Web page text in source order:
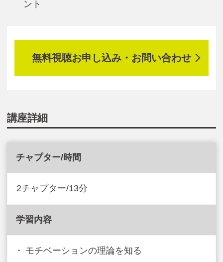
ント
無料視聴お申し込み・お問い合わせ
講座詳細
チャプター/時間
2チャプター/13分
学習内容
モチベーションの理論を知る